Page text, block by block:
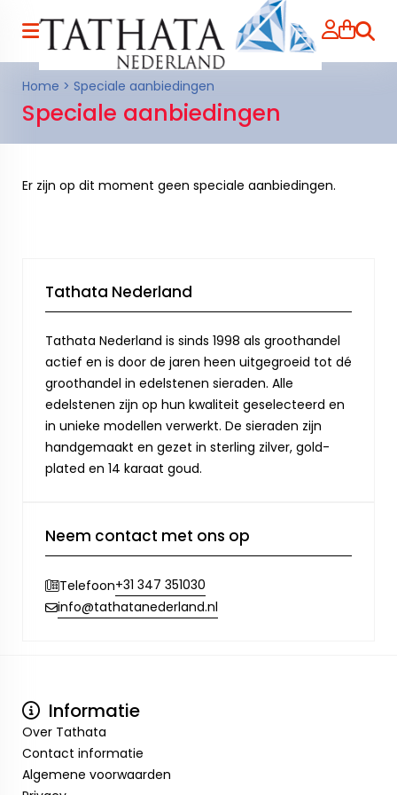
Home > Speciale aanbiedingen
Speciale aanbiedingen
Er zijn op dit moment geen speciale aanbiedingen.
Tathata Nederland
Tathata Nederland is sinds 1998 als groothandel
actief en is door de jaren heen uitgegroeid tot dé
groothandel in edelstenen sieraden. Alle
edelstenen zijn op hun kwaliteit geselecteerd en
in unieke modellen verwerkt. De sieraden zijn
handgemaakt en gezet in sterling zilver, gold-
plated en 14 karaat goud.
Neem contact met ons op
Telefoon+31 347 351030
info@tathatanederland.nl
Informatie
Over Tathata
Contact informatie
Algemene voorwaarden